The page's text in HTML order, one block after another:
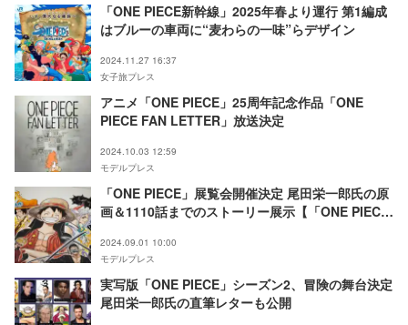
「ONE PIECE新幹線」2025年春より運行 第1編成
はブルーの車両に“麦わらの一味”らデザイン
2024.11.27 16:37
女子旅プレス
アニメ「ONE PIECE」25周年記念作品「ONE
PIECE FAN LETTER」放送決定
2024.10.03 12:59
モデルプレス
「ONE PIECE」展覧会開催決定 尾田栄一郎氏の原
画＆1110話までのストーリー展示【「ONE PIECE
2024.09.01 10:00
モデルプレス
実写版「ONE PIECE」シーズン2、冒険の舞台決定
尾田栄一郎氏の直筆レターも公開